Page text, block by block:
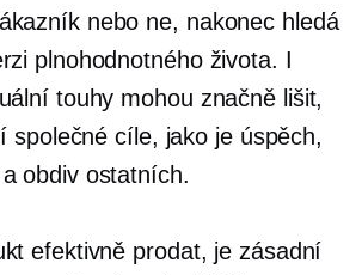
nebo ne, nakonec hledá
plnohodnotného života. I
touhy mohou značně lišit,
společné cíle, jako je úspěch,
obdiv ostatních.
efektivně prodat, je zásadní